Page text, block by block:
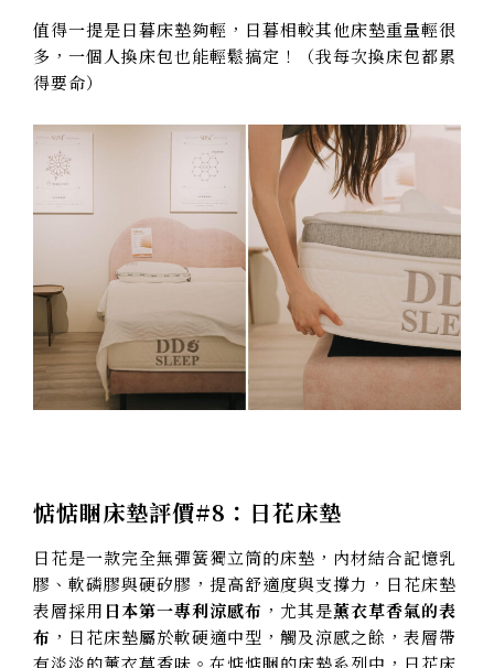
值得一提是日暮床墊夠輕，日暮相較其他床墊重量輕很
多，一個人換床包也能輕鬆搞定！（我每次換床包都累
得要命）
惦惦睏床墊評價#8：日花床墊
日花是一款完全無彈簧獨立筒的床墊，內材結合記憶乳
膠、軟磷膠與硬矽膠，提高舒適度與支撐力，日花床墊
表層採用 日本第一專利涼感布 ，尤其是薰衣草香氣的表
布 ，日花床墊屬於軟硬適中型，觸及涼感之餘，表層帶